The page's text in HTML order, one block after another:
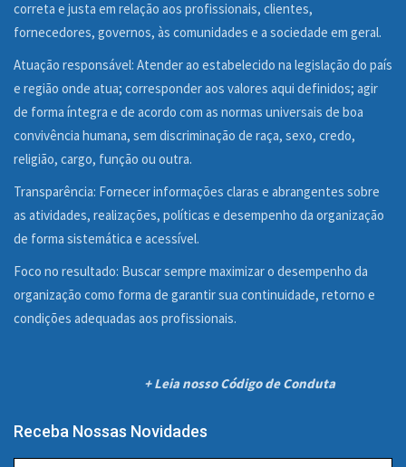
correta e justa em relação aos profissionais, clientes,
fornecedores, governos, às comunidades e a sociedade em geral.
Atuação responsável: Atender ao estabelecido na legislação do país
e região onde atua; corresponder aos valores aqui definidos; agir
de forma íntegra e de acordo com as normas universais de boa
convivência humana, sem discriminação de raça, sexo, credo,
religião, cargo, função ou outra.
Transparência: Fornecer informações claras e abrangentes sobre
as atividades, realizações, políticas e desempenho da organização
de forma sistemática e acessível.
Foco no resultado: Buscar sempre maximizar o desempenho da
organização como forma de garantir sua continuidade, retorno e
condições adequadas aos profissionais.
+ Leia nosso Código de Conduta
Receba Nossas Novidades